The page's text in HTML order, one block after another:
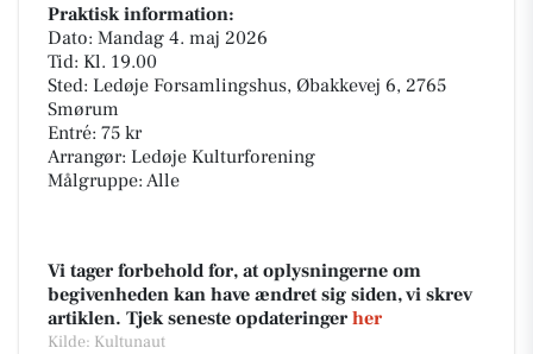
Praktisk information:
Dato: Mandag 4. maj 2026
Tid: Kl. 19.00
Sted: Ledøje Forsamlingshus, Øbakkevej 6, 2765
Smørum
Entré: 75 kr
Arrangør: Ledøje Kulturforening
Målgruppe: Alle
Vi tager forbehold for, at oplysningerne om
begivenheden kan have ændret sig siden, vi skrev
artiklen. Tjek seneste opdateringer her
Kilde: Kultunaut